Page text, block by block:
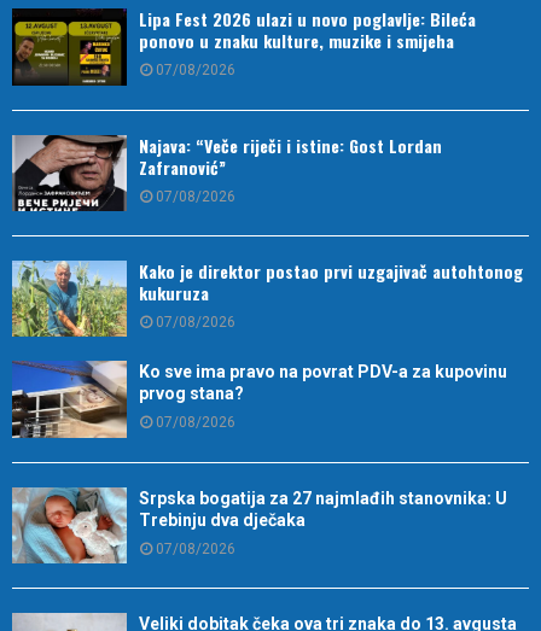
Lipa Fest 2026 ulazi u novo poglavlje: Bileća
ponovo u znaku kulture, muzike i smijeha
07/08/2026
Najava: “Veče riječi i istine: Gost Lordan
Zafranović”
07/08/2026
Kako je direktor postao prvi uzgajivač autohtonog
kukuruza
07/08/2026
Ko sve ima pravo na povrat PDV-a za kupovinu
prvog stana?
07/08/2026
Srpska bogatija za 27 najmlađih stanovnika: U
Trebinju dva dječaka
07/08/2026
Veliki dobitak čeka ova tri znaka do 13. avgusta